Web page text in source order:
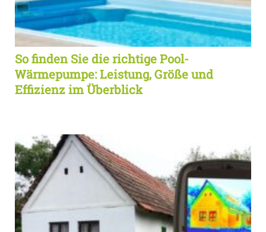
So finden Sie die richtige Pool-
Wärmepumpe: Leistung, Größe und
Effizienz im Überblick